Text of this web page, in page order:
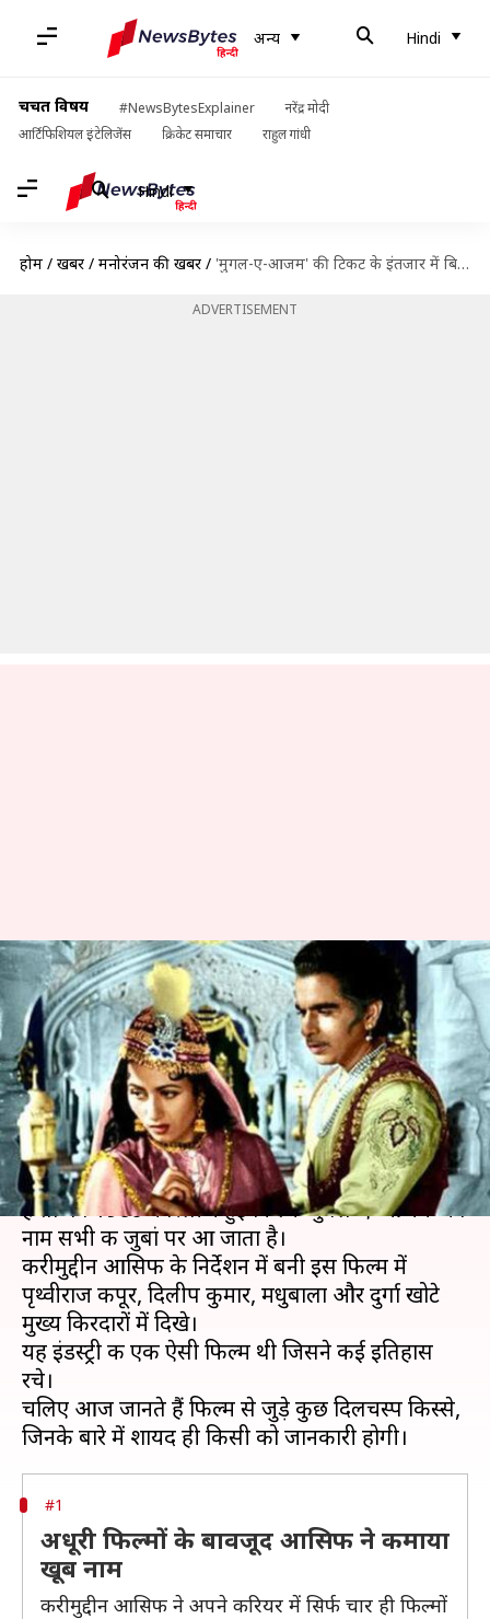
अन्य Hindi
चर्चित विषय #NewsBytesExplainer
नरेंद्र मोदी
आर्टिफिशियल इंटेलिजेंस
क्रिकेट समाचार राहुल गांधी
Hindi
होम / खबरें / मनोरंजन की खबरें / 'मुगल-ए-आजम' की टिकट के इंतजार में बिस्तर डालकर बैठे रहते थे लोग, जानिए कुछ दिलचस्प किस्से
ADVERTISEMENT
'मुगल-ए-आजम' की टिकट के इंतजार
में बिस्तर डालकर बैठे रहते थे लोग,
जानिए कुछ दिलचस्प किस्से
लेखन भावना साहनी May 17, 2020 08:10 am
क्या है खबर?
बॉलीवुड की सबसे बेहतरीन फिल्मों की जब भी बात होती
है तो वर्ष 1960 में रिलीज हुई फिल्म 'मुगल-ए-आजम' का
नाम सभी की जुबां पर आ जाता है।
करीमुद्दीन आसिफ के निर्देशन में बनी इस फिल्म में
पृथ्वीराज कपूर, दिलीप कुमार, मधुबाला और दुर्गा खोटे
मुख्य किरदारों में दिखे।
यह इंडस्ट्री की एक ऐसी फिल्म थी जिसने कई इतिहास
रचे।
चलिए आज जानते हैं फिल्म से जुड़े कुछ दिलचस्प किस्से,
#1
अधूरी फिल्मों के बावजूद आसिफ ने कमाया
खूब नाम
करीमुद्दीन आसिफ ने अपने करियर में सिर्फ चार ही फिल्मों